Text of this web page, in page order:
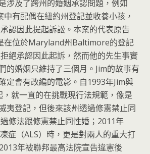
涉及了跨州的婚姻承認問題，例如
有配偶在紐約州登記並收養小孩，
認因此提起訴訟。本案的代表原告
在位於Maryland州Baltimore的登記
絕承認因此起訴，然而他的先生事實
的婚姻只維持了三個月。Jim的故事有
定會有改編的電影。自1993年Jim與
就一直的在挑戰現行法規範，像是
夷登記，但後來該州透過修憲禁止同
修法跟修憲禁止同性婚；2011年
症（ALS）時，更是對兩人的重大打
年被聯邦最高法院宣告違憲後